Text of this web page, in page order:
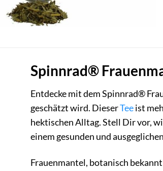
Spinnrad®
Entdecke mit dem Spinnrad®
geschätzt wird. DieserTeeist
hektischen Alltag. Stell Dir vor,
einem gesunden und
Frauenmantel, botanisch